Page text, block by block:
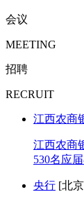
会议
MEETING
招聘
RECRUIT
江西农商
江西农商
530名应
央行 [北